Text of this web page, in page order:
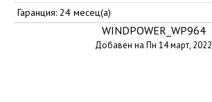
Гаранция: 24 месец(а)
WINDPOWER_WP964
Добавен на Пн 14 март, 2022